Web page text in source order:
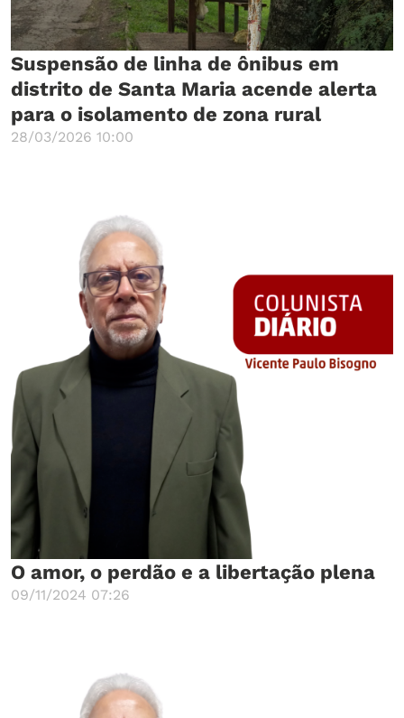
Suspensão de linha de ônibus em
distrito de Santa Maria acende alerta
para o isolamento de zona rural
28/03/2026 10:00
O amor, o perdão e a libertação plena
09/11/2024 07:26